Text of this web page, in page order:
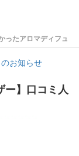
ったアロマディフュ
お知らせ
ー】口コミ人